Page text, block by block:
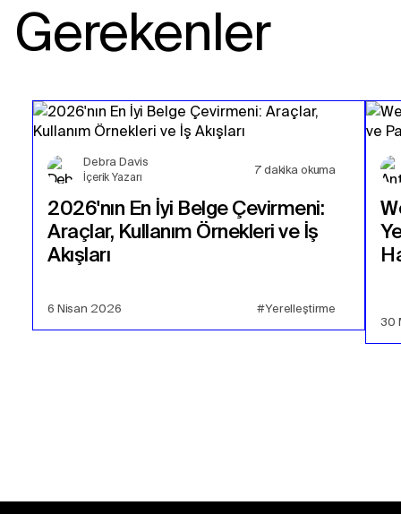
Gerekenler
Debra Davis
İçerik Yazarı
7 dakika okuma
2026'nın En İyi Belge Çevirmeni:
Araçlar, Kullanım Örnekleri ve İş
Akışları
6 Nisan 2026 #Yerelleştirme
30